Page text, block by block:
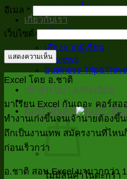
บทความทั้งหมด
เกี่ยวกับเรา
เกี่ยวกับเรา
เสียงจากผู้เรียน
Reviews
Business
เข้าสู่ระบบ / ลงทะเบียน
ตะกร้าสินค้า
ไม่มีสินค้าในตะกร้า
อีเมล *
เว็บไซต์
Excel โดย อ.ชาติ
มาเรียน Excel กันเถอะ คอร์ส
ทำงานเก่งขึ้นจนเจ้านายต้องขึ้
ถึกเป็นงานเทพ สมัครงานที่ไห
ก่อนเร็วกว่า
อ.ชาติ สอน Excel มามากกว่า